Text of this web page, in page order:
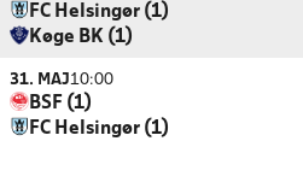
FC Helsingør (1)
Køge BK (1)
31. MAJ10:00
BSF (1)
FC Helsingør (1)